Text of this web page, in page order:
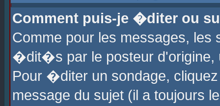
Comment puis-je �diter ou
Comme pour les messages,
�dit�s par le posteur d'origine,
Pour �diter un sondage,
message du sujet (il a toujours